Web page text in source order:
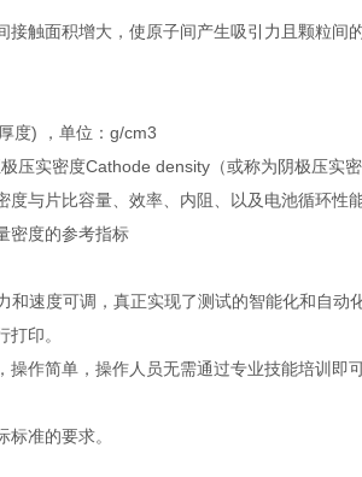
触面积增大，使原子间产生吸引力且颗粒间
度) ，单位：g/cm3
压实密度Cathode density（或称为阴极压实密
与片比容量、效率、内阻、以及电池循环性
密度的参考指标
速度可调，真正实现了测试的智能化和自动
印。
作简单，操作人员无需通过专业技能培训即
准的要求。